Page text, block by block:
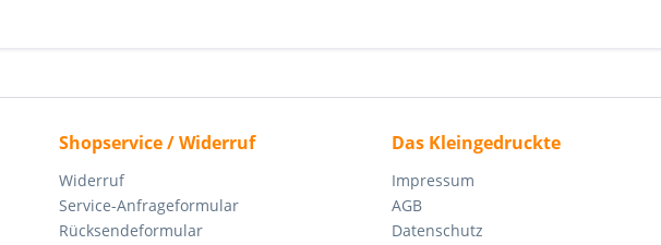
Shopservice / Widerruf
Widerruf
Service-Anfrageformular
Rücksendeformular
Das Kleingedruckte
Impressum
AGB
Datenschutz